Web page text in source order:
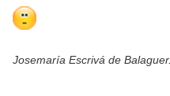
Josemaría Escrivá de Balaguer.